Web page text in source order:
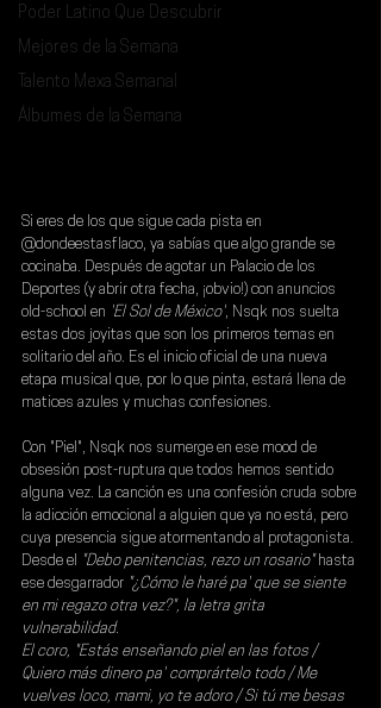
Poder Latino Que Descubrir
Mejores de la Semana
Talento Mexa Semanal
Álbumes de la Semana
Si eres de los que sigue cada pista en
@dondeestasflaco, ya sabías que algo grande se
cocinaba. Después de agotar un Palacio de los
Deportes (y abrir otra fecha, ¡obvio!) con anuncios
old-school en 'El Sol de México', Nsqk nos suelta
estas dos joyitas que son los primeros temas en
solitario del año. Es el inicio oficial de una nueva
etapa musical que, por lo que pinta, estará llena de
matices azules y muchas confesiones.
Con "Piel", Nsqk nos sumerge en ese mood de
obsesión post-ruptura que todos hemos sentido
alguna vez. La canción es una confesión cruda sobre
la adicción emocional a alguien que ya no está, pero
cuya presencia sigue atormentando al protagonista.
Desde el
"Debo penitencias, rezo un rosario" hasta
ese desgarrador "¿Cómo le haré pa' que se siente
en mi regazo otra vez?", la letra grita
vulnerabilidad.
El coro, "Estás enseñando piel en las fotos /
Quiero más dinero pa' comprártelo todo / Me
vuelves loco, mami, yo te adoro / Si tú me besas